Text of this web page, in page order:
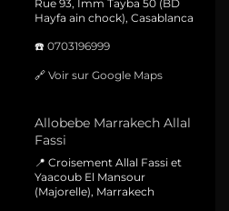
Rue 93, Imm Tayba 50 (BD
Hayfa ain chock), Casablanca
☎️ 0703196999
🔗 Voir sur Google Maps
Allobebe Marrakech Allal
Fassi
📍 Croisement Allal Fassi et
Yaacoub El Mansour
(Majorelle), Marrakech